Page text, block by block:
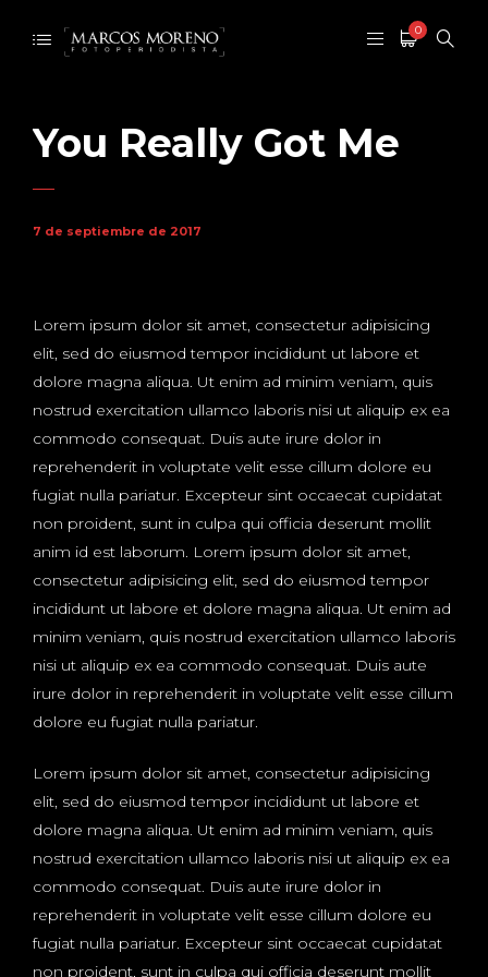
0
You Really Got Me
7 de septiembre de 2017
Lorem ipsum dolor sit amet, consectetur adipisicing
elit, sed do eiusmod tempor incididunt ut labore et
dolore magna aliqua. Ut enim ad minim veniam, quis
nostrud exercitation ullamco laboris nisi ut aliquip ex ea
commodo consequat. Duis aute irure dolor in
reprehenderit in voluptate velit esse cillum dolore eu
fugiat nulla pariatur. Excepteur sint occaecat cupidatat
non proident, sunt in culpa qui officia deserunt mollit
anim id est laborum. Lorem ipsum dolor sit amet,
consectetur adipisicing elit, sed do eiusmod tempor
incididunt ut labore et dolore magna aliqua. Ut enim ad
minim veniam, quis nostrud exercitation ullamco laboris
nisi ut aliquip ex ea commodo consequat. Duis aute
irure dolor in reprehenderit in voluptate velit esse cillum
dolore eu fugiat nulla pariatur.
Lorem ipsum dolor sit amet, consectetur adipisicing
elit, sed do eiusmod tempor incididunt ut labore et
dolore magna aliqua. Ut enim ad minim veniam, quis
nostrud exercitation ullamco laboris nisi ut aliquip ex ea
commodo consequat. Duis aute irure dolor in
reprehenderit in voluptate velit esse cillum dolore eu
fugiat nulla pariatur. Excepteur sint occaecat cupidatat
non proident, sunt in culpa qui officia deserunt mollit